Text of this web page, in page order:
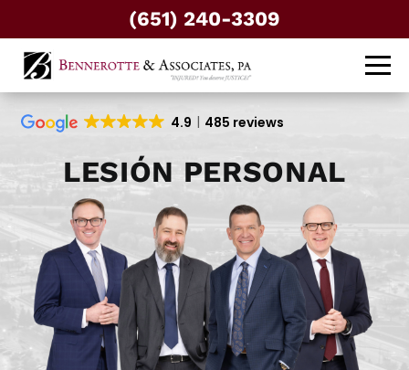
(651) 240-3309
4.9 485 reviews
LESIÓN PERSONAL